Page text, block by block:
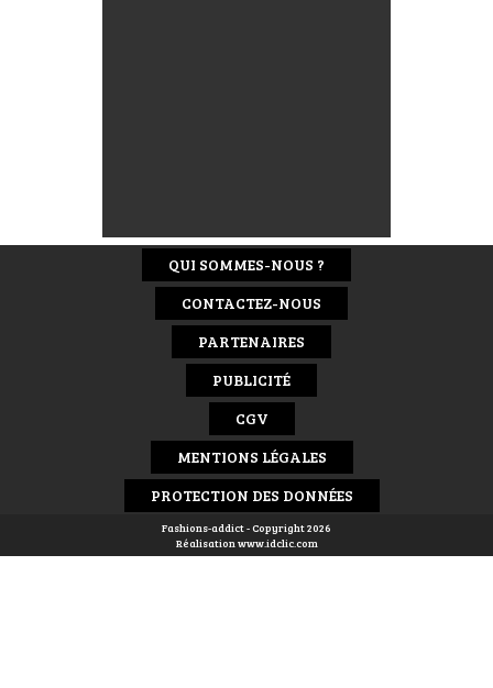
QUI SOMMES-NOUS ?
CONTACTEZ-NOUS
PARTENAIRES
PUBLICITÉ
CGV
MENTIONS LÉGALES
PROTECTION DES DONNÉES
Fashions-addict - Copyright 2026
Réalisationwww.idclic.com